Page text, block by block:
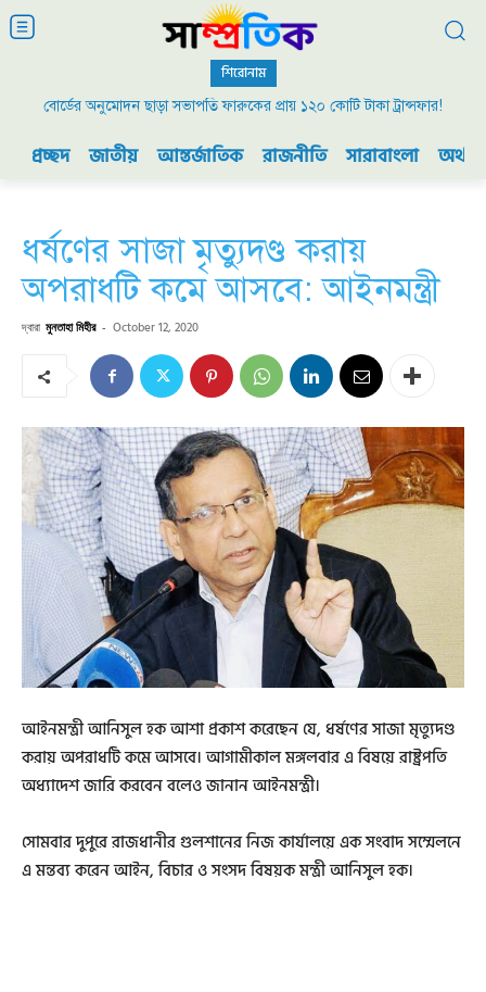
শিরোনাম
বোর্ডের অনুমোদন ছাড়া সভাপতি ফারুকের প্রায় ১২০ কোটি টাকা ট্রান্সফার!
প্রচ্ছদ জাতীয় আন্তর্জাতিক রাজনীতি সারাবাংলা
ধর্ষণের সাজা মৃত্যুদণ্ড করায়
অপরাধটি কমে আসবে: আইনমন্ত্রী
দ্বারা মুনতাহা মিহীর - October 12, 2020
আইনমন্ত্রী আনিসুল হক আশা প্রকাশ করেছেন যে, ধর্ষণের সাজা মৃত্যুদণ্ড
করায় অপরাধটি কমে আসবে। আগামীকাল মঙ্গলবার এ বিষয়ে রাষ্ট্রপতি
অধ্যাদেশ জারি করবেন বলেও জানান আইনমন্ত্রী।
সোমবার দুপুরে রাজধানীর গুলশানের নিজ কার্যালয়ে এক সংবাদ সম্মেলনে
এ মন্তব্য করেন আইন, বিচার ও সংসদ বিষয়ক মন্ত্রী আনিসুল হক।